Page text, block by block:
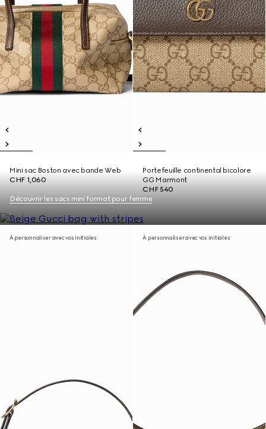
Mini sac Boston avec bande Web
CHF 1,060
Portefeuille continental bicolore
GG Marmont
CHF 540
Découvrir les sacs mini format pour femme
À personnaliser avec vos initiales À personnaliser avec vos initiales